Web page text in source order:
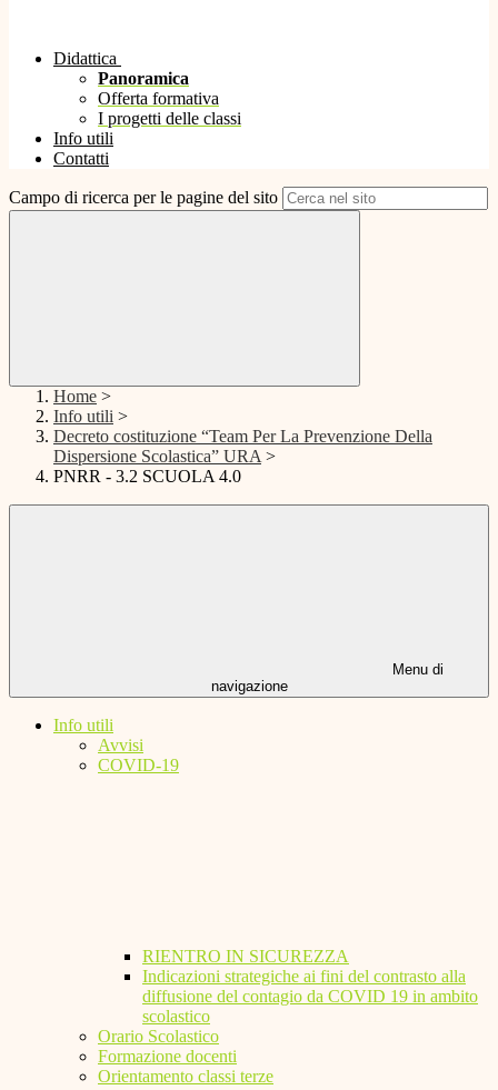
Didattica
Panoramica
Offerta formativa
I progetti delle classi
Info utili
Contatti
Campo di ricerca per le pagine del sito
Home >
Info utili >
Decreto costituzione “Team Per La Prevenzione Della
Dispersione Scolastica” URA >
PNRR - 3.2 SCUOLA 4.0
Menu di
navigazione
Info utili
Avvisi
COVID-19
RIENTRO IN SICUREZZA
Indicazioni strategiche ai fini del contrasto alla
diffusione del contagio da COVID 19 in ambito
scolastico
Orario Scolastico
Formazione docenti
Orientamento classi terze